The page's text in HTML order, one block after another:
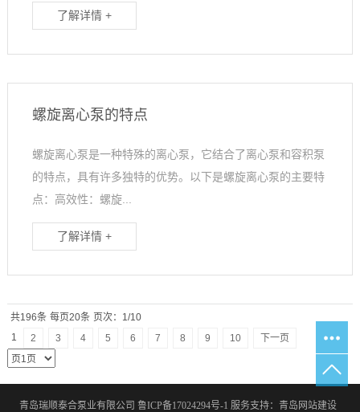
了解详情 +
螺旋离心泵的特点
螺旋离心泵是一种特殊的离心泵，它结合了离心泵和容积泵
的特点，具有许多独特的优势。以下是螺旋离心泵的主要特
点：高效性：螺旋...
了解详情 +
共196条 每页20条 页次：1/10
1
2 3 4 5 6 7 8 9 10 下一页
青岛瑞顺泰合泵业有限公司 鲁ICP备17024294号-1 服务支持： 青岛网站建设